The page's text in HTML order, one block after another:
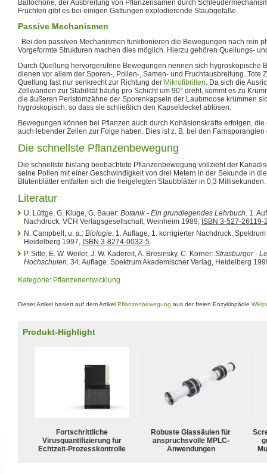
Ballochorie, der Ausbreitung von Pflanzensamen durch
Früchten gibt es bei einigen Gattungen explodierende Staubgefäße.
Passive Mechanismen
Bei den passiven Mechanismen funktionieren die Bewegungen nach rein
Vorgeformte Strukturen machen dies möglich. Hierzu gehören Quellungs-
Durch Quellung hervorgerufene Bewegungen nennen sich hygroskopische
dienen vor allem der Sporen-, Pollen-, Samen- und Fruchtausbreitung. Tote
Quellung fast nur senkrecht zur Richtung der Mikrofibrillen . Da sich die
Zellwänden zur Stabilität häufig pro Schicht um 90° dreht, kommt es zu
die äußeren Peristomzähne der Sporenkapseln der Laubmoose krümmen
hygroskopisch, so dass sie schließlich den Kapseldeckel ablösen.
Bewegungen können bei Pflanzen auch durch Kohäsionskräfte erfolgen, die
auch lebender Zellen zur Folge haben. Dies ist z. B. bei den Farnsporangien
Die schnellste Pflanzenbewegung
Die schnellste bislang beobachtete Pflanzenbewegung vollzieht der
seine Pollen mit einer Geschwindigkeit von drei Metern in der Sekunde in
Blütenblätter entfalten sich die freigelegten Staubblätter in 0,3 Millisekunden.
Literatur
U. Lüttge, G. Kluge, G. Bauer: Botanik - Ein grundlegendes Lehrbuch . 1.
Nachdruck. VCH Verlagsgesellschaft, Weinheim 1989, ISBN 3-527-26119-
N. Campbell, u. a.: Biologie . 1. Auflage, 1. korrigierter Nachdruck.
Heidelberg 1997, ISBN 3-8274-0032-5
P. Sitte, E. W. Weiler, J. W. Kadereit, A. Bresinsky, C. Körner: Strasburger -
Hochschulen . 34. Auflage. Spektrum Akademischer Verlag, Heidelberg
Kategorie: Pflanzenentwicklung
Dieser Artikel basiert auf dem Artikel Pflanzenbewegung aus der freien Enzyklopädie
Produkt-Highlight
Fortschrittliche
Virusquantifizierung für
Echtzeit-Prozesskontrolle
Robuste Glassäulen für
anspruchsvolle MPLC-
Anwendungen